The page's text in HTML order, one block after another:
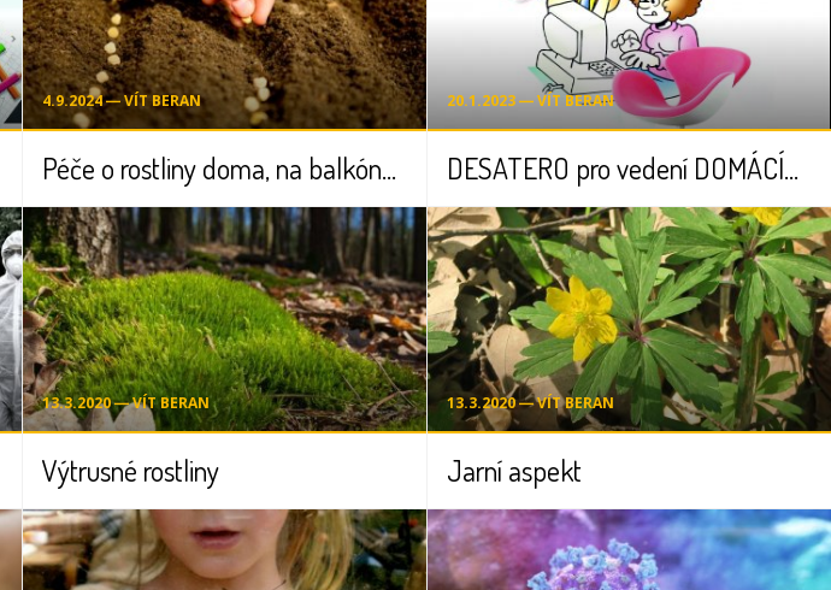
4.9.2024 ― VÍT BERAN
Péče o rostliny doma, na balkóně nebo na zahradě
20.1.2023 ― VÍT BERAN
DESATERO pro vedení DOMÁCÍHO UČENÍ učiteli
13.3.2020 ― VÍT BERAN
Výtrusné rostliny
13.3.2020 ― VÍT BERAN
Jarní aspekt